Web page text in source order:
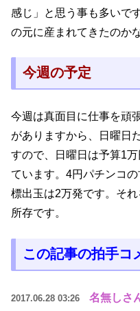
感じ」と思う事も多いで
の元に産まれてきたのか
今週の予定
今週は真面目に仕事を頑
がありますから、日曜日
すので、日曜日は予算1
ています。4円パチンコ
標出玉は2万発です。そ
所存です。
この記事の拍手コ
2017.06.28 03:26 名無しさ